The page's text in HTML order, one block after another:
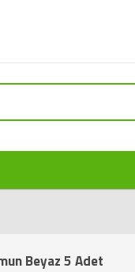
Beyaz 5 Adet